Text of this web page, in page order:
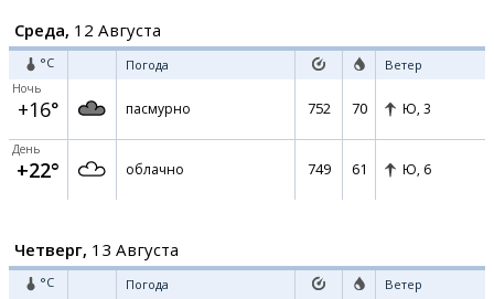
Среда, 12 Августа
°C Погода Ветер
Ночь
+16° пасмурно 752 70 Ю, 3
День
+22° облачно 749 61 Ю, 6
Четверг, 13 Августа
°C Погода Ветер